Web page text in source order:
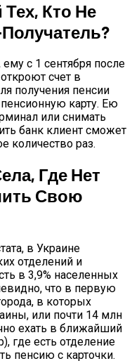
Кто Не
с 1 сентября после
счет в
получения пенсии
карту. Ею
или снимать
банк клиент сможет
количество раз.
Где Нет
Свою
в Украине
отделений и
в 3,9% населенных
что в первую
в которых
или почти 14 млн
ехать в ближайший
где есть отделение
пенсию с карточки.